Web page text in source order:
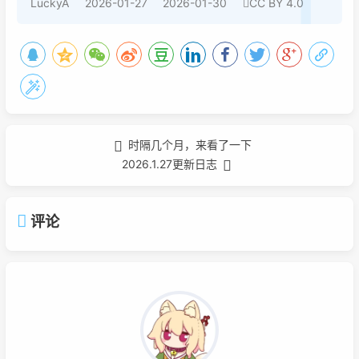
LuckyA 2026-01-27 2026-01-30 CC BY 4.0
时隔几个月，来看了一下
2026.1.27更新日志
评论